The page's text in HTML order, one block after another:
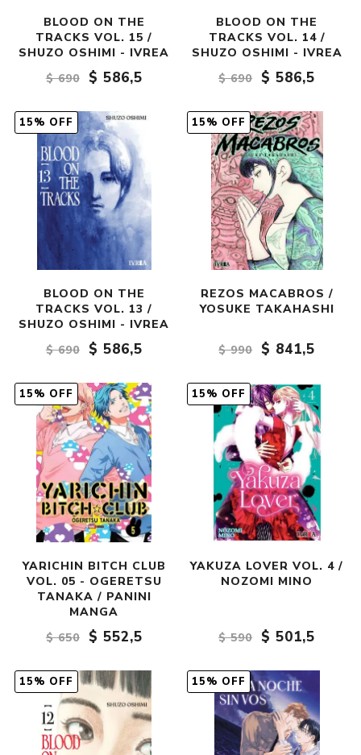
BLOOD ON THE
TRACKS VOL. 15 /
SHUZO OSHIMI - IVREA
$ 690
$ 586,5
BLOOD ON THE
TRACKS VOL. 14 /
SHUZO OSHIMI - IVREA
$ 690
$ 586,5
15% OFF
BLOOD ON THE
TRACKS VOL. 13 /
SHUZO OSHIMI - IVREA
$ 690
$ 586,5
15% OFF
REZOS MACABROS /
YOSUKE TAKAHASHI
$ 990 $ 841,5
15% OFF
YARICHIN BITCH CLUB
VOL. 05 - OGERETSU
TANAKA / PANINI
MANGA
$ 650
$ 552,5
15% OFF
YAKUZA LOVER VOL. 4 /
NOZOMI MINO
$ 590 $ 501,5
15% OFF 15% OFF